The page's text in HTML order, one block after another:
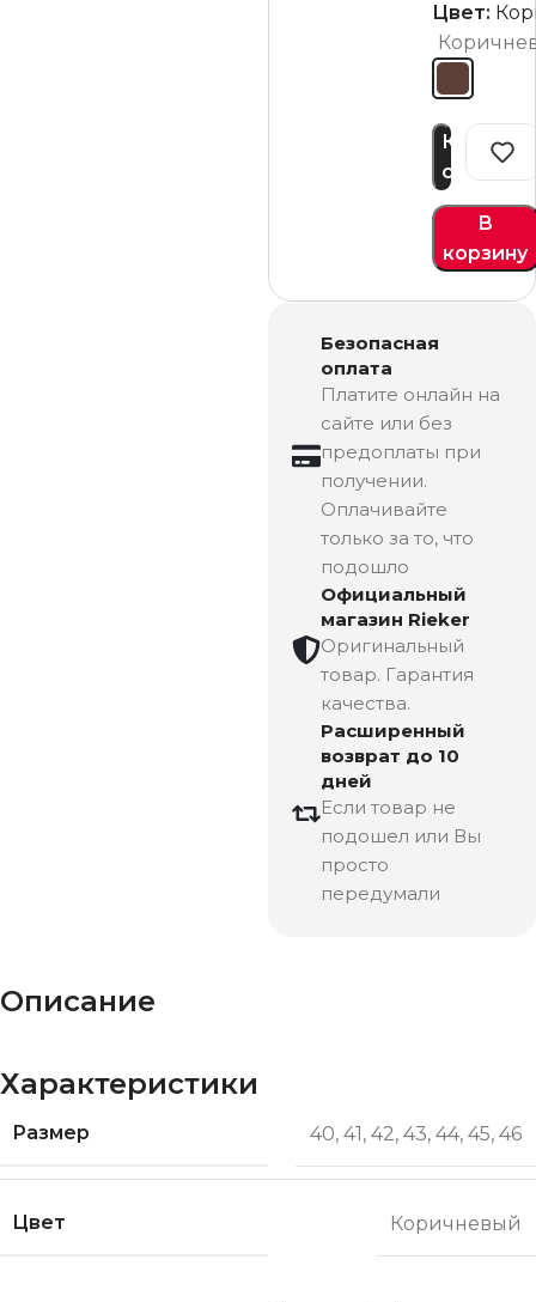
Цвет:
В
корзину
Купить
сейчас
Безопасная
оплата
Платите онлайн на
сайте или без
предоплаты при
получении.
Оплачивайте
только за то, что
подошло
Официальный
магазин Rieker
Оригинальный
товар. Гарантия
качества.
Расширенный
возврат до 10
дней
Если товар не
подошел или Вы
просто
передумали
Описание
Характеристики
Размер 40, 41, 42, 43, 44, 45, 46
Цвет Коричневый